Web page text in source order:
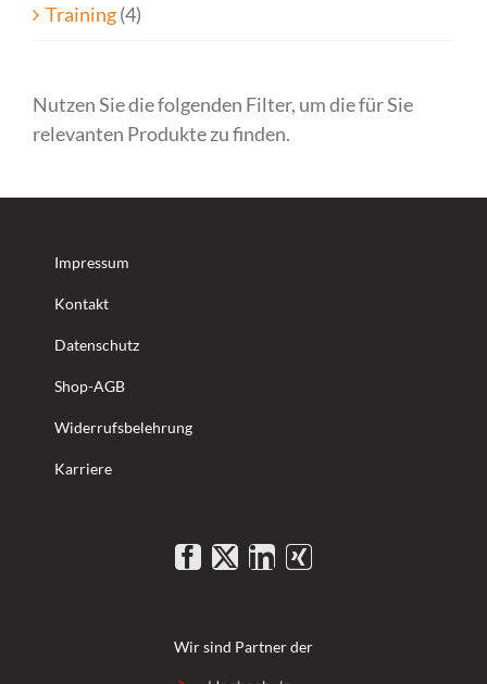
Training(4)
Nutzen Sie die folgenden Filter, um die für Sie
relevanten Produkte zu finden.
Impressum
Kontakt
Datenschutz
Shop-AGB
Widerrufsbelehrung
Karriere
Wir sind Partner der